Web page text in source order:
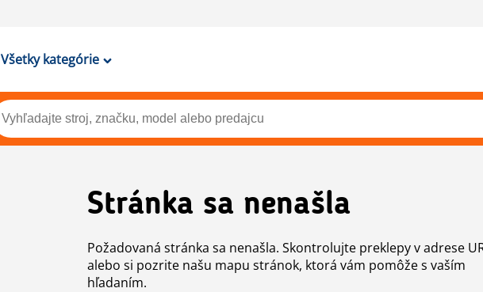
Všetky kategórie
Stránka sa nenašla
Požadovaná stránka sa nenašla. Skontrolujte preklepy v adrese
alebo si pozrite našu mapu stránok, ktorá vám pomôže s vaším
hľadaním.